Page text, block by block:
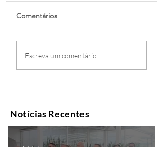
Comentários
Escreva um comentário
Notícias Recentes